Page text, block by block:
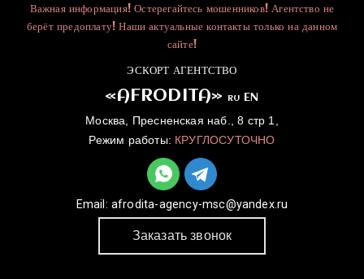
Важная информация! Остерегайтесь мошенников! Агентство не
берёт предоплату! Наши актуальные контакты только на данном
сайте!
ЭСКОРТ АГЕНТСТВО
«AFRODITA» RU EN
Москва, Пресненская наб., 8 стр 1,
Режим работы: КРУГЛОСУТОЧНО
Email: afrodita-agency-msc@yandex.ru
Заказать звонок